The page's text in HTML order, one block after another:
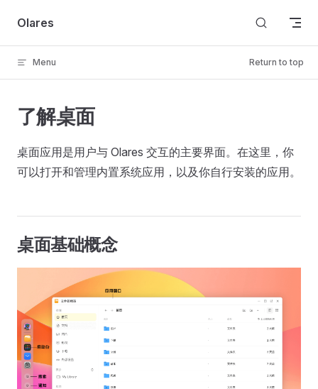
Skip to content
Olares
Menu Return to top
了解桌面
桌面应用是用户与 Olares 交互的主要界面。在这里，你
可以打开和管理内置系统应用，以及你自行安装的应用。
桌面基础概念